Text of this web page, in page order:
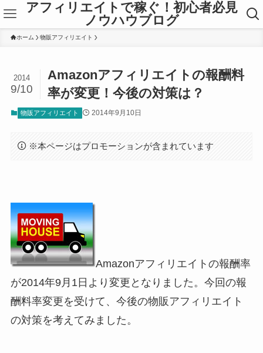
アフィリエイトで稼ぐ！初心者必見
ノウハウブログ
ホーム 物販アフィリエイト
Amazonアフィリエイトの報酬料
率が変更！今後の対策は？
2014
9/10
物販アフィリエイト 2014年9月10日
※本ページはプロモーションが含まれています
Amazonアフィリエイトの報酬率
が2014年9月1日より変更となりました。今回の報
酬料率変更を受けて、今後の物販アフィリエイト
の対策を考えてみました。